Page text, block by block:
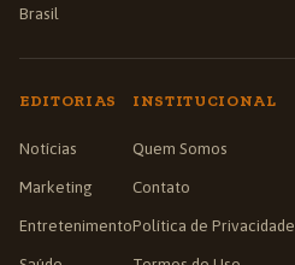
Brasil
EDITORIAS
Notícias
Marketing
Entretenimento
INSTITUCIONAL
Quem Somos
Contato
Política de Privacidade